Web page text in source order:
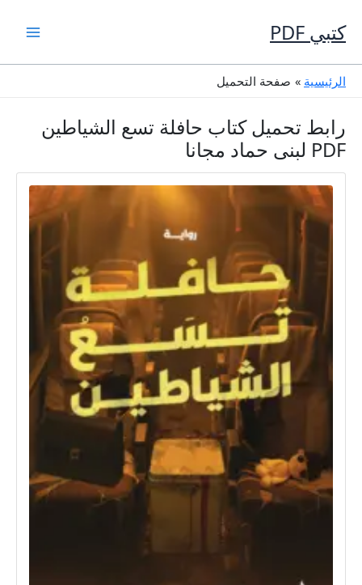
إلى
المحتوى
كتبي PDF
الرئيسية صفحة التحميل
رابط تحميل كتاب حافلة تسع الشياطين
PDF لبنى حماد مجانا